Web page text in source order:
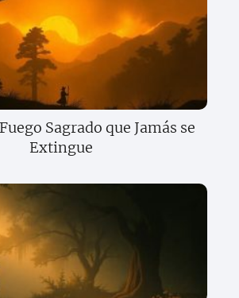
Sagrado que Jamás se
Extingue